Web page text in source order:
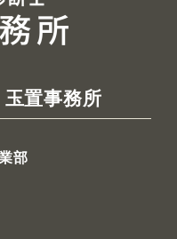
置事務所
部